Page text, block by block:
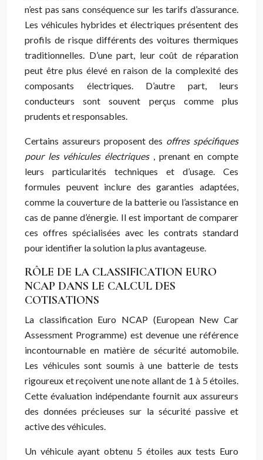
n’est pas sans conséquence sur les tarifs d’assurance.
Les véhicules hybrides et électriques présentent des
profils de risque différents des voitures thermiques
traditionnelles. D’une part, leur coût de réparation
peut être plus élevé en raison de la complexité des
composants électriques. D’autre part, leurs
conducteurs sont souvent perçus comme plus
prudents et responsables.
Certains assureurs proposent des offres spécifiques
pour les véhicules électriques , prenant en compte
leurs particularités techniques et d’usage. Ces
formules peuvent inclure des garanties adaptées,
comme la couverture de la batterie ou l’assistance en
cas de panne d’énergie. Il est important de comparer
ces offres spécialisées avec les contrats standard
pour identifier la solution la plus avantageuse.
RÔLE DE LA CLASSIFICATION EURO
NCAP DANS LE CALCUL DES
COTISATIONS
La classification Euro NCAP (European New Car
Assessment Programme) est devenue une référence
incontournable en matière de sécurité automobile.
Les véhicules sont soumis à une batterie de tests
rigoureux et reçoivent une note allant de 1 à 5 étoiles.
Cette évaluation indépendante fournit aux assureurs
des données précieuses sur la sécurité passive et
active des véhicules.
Un véhicule ayant obtenu 5 étoiles aux tests Euro